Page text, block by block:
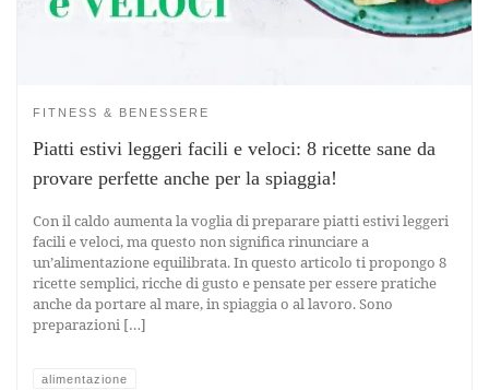
FITNESS & BENESSERE
Piatti estivi leggeri facili e veloci: 8 ricette sane da
provare perfette anche per la spiaggia!
Con il caldo aumenta la voglia di preparare piatti estivi leggeri
facili e veloci, ma questo non significa rinunciare a
un’alimentazione equilibrata. In questo articolo ti propongo 8
ricette semplici, ricche di gusto e pensate per essere pratiche
anche da portare al mare, in spiaggia o al lavoro. Sono
preparazioni […]
alimentazione